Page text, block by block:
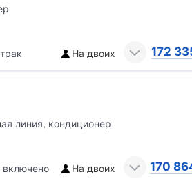
На двоих 172
линия, кондиционер
включено На двоих 170